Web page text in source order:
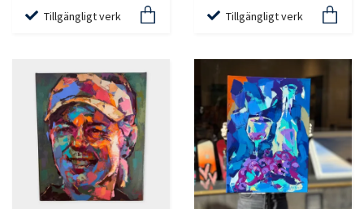
Tillgängligt verk Tillgängligt verk